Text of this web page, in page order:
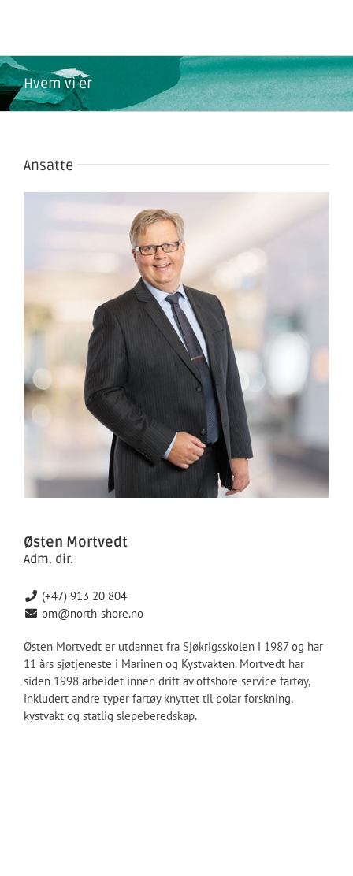
Hvem vi er
Ansatte
Østen Mortvedt
Adm. dir.
(+47) 913 20 804
om@north-shore.no
Østen Mortvedt er utdannet fra Sjøkrigsskolen i 1987 og har
11 års sjøtjeneste i Marinen og Kystvakten. Mortvedt har
siden 1998 arbeidet innen drift av offshore service fartøy,
inkludert andre typer fartøy knyttet til polar forskning,
kystvakt og statlig slepeberedskap.